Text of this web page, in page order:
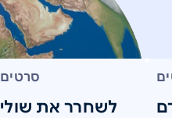
סרטים
לשחרר את שולי